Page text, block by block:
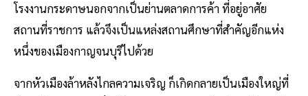
โรงงานกระดาษนอกจากเป็นย่านตลาดการค้า ที่อยู่อาศัย
สถานที่ราชการ แล้วจึงเป็นแหล่งสถานศึกษาที่สำคัญอีกแห่ง
หนึ่งของเมืองกาญจนบุรีไปด้วย
จากหัวเมืองล้าหลังไกลความเจริญ ก็เกิดกลายเป็นเมืองใหญ่ที่